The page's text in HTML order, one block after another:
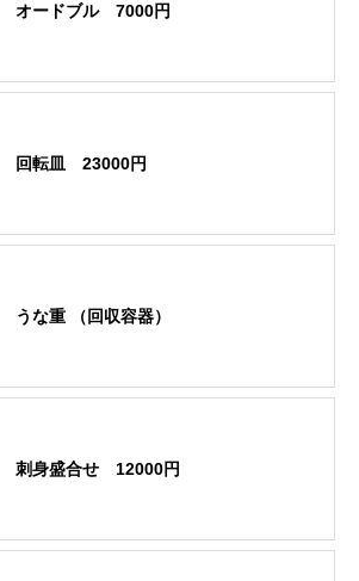
オードブル 7000円
回転皿 23000円
うな重 （回収容器）
刺身盛合せ 12000円